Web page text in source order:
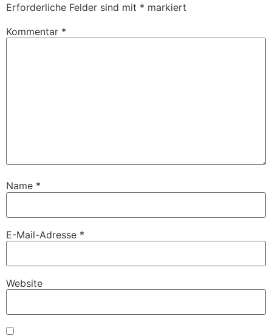
Erforderliche Felder sind mit * markiert
Kommentar *
Name *
E-Mail-Adresse *
Website